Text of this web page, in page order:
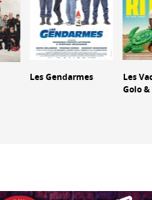
Les Gendarmes
Les
Golo